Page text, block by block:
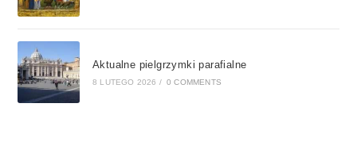
Aktualne pielgrzymki parafialne
8 LUTEGO 2026 / 0 COMMENTS